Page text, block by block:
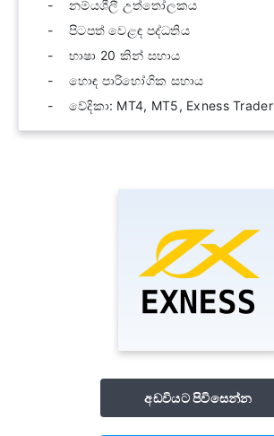
නම්යශීලී උත්තෝලකය
පිටපත් වෙළඳ පද්ධතිය
භාෂා 20 කින් සහාය
හොඳ පාරිභෝගික සහාය
වේදිකා: MT4, MT5, Exness Trader
අඩවියට පිවිසෙන්න